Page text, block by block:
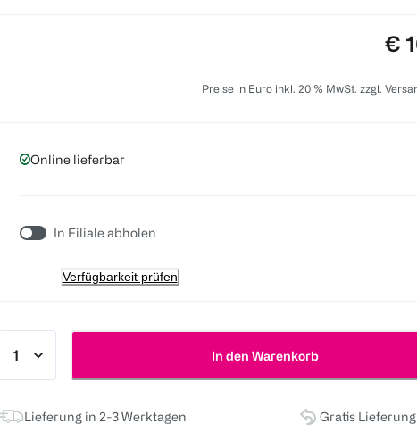
€
Preise in Euro inkl. 20 % MwSt. zzgl.
Online lieferbar
In Filiale abholen
Verfügbarkeit prüfen
In den Warenkorb
Lieferung in 2-3 Werktagen Gratis